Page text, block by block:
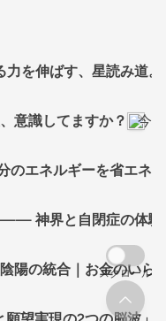
を伸ばす、星読み道。
意識してますか？ 今
のエネルギーを省エネ
—— 神界と自閉症の体
陽の統合｜お金のいら
スクロール